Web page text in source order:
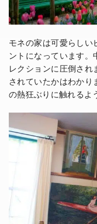
モネの家は可愛らしい
ントになっています。
レクションに圧倒さ
されていたかはわかり
の熱狂ぶりに触れるよ